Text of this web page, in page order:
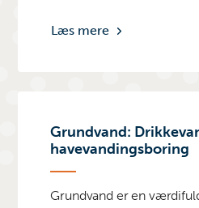
Læs mere
Grundvand:
havevandingsboring
Grundvand er en